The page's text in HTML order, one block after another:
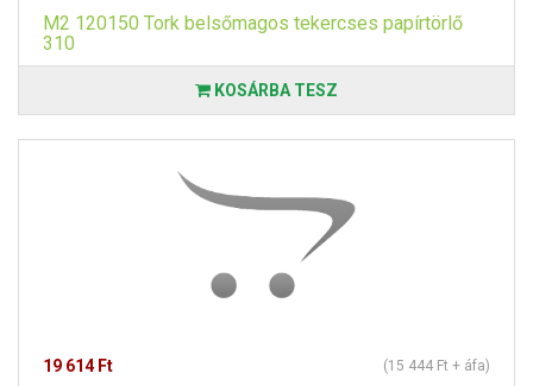
M2 120150 Tork belsőmagos tekercses papírtörlő
310
KOSÁRBA TESZ
19 614 Ft (15 444 Ft + áfa)